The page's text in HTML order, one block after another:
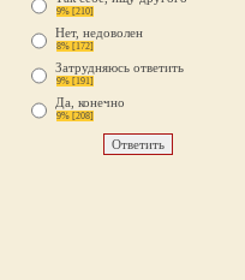
9% [210]
Нет, недоволен
8% [172]
Затрудняюсь ответить
9% [191]
Да, конечно
9% [208]